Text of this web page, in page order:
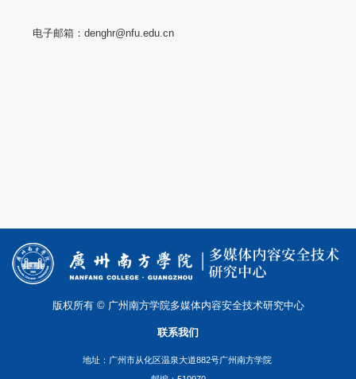
电子邮箱：denghr@nfu.edu.cn
版权所有 © 广州南方学院多媒体内容安全技术研究中心
联系我们
地址：广州市从化区温泉大道882号广州南方学院